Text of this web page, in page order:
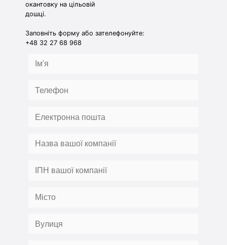
окантовку на цільовій
дошці.
Заповніть форму або зателефонуйте:
+48 32 27 68 968